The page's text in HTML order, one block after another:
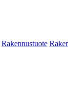
Rakennustuote